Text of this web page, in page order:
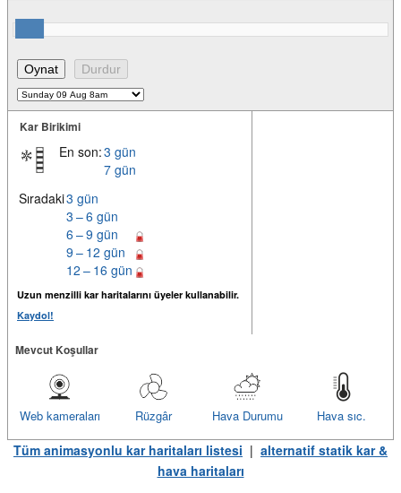
Kar Birikimi
En son:3 gün
7 gün
Sıradaki3 gün
3 – 6 gün
6 – 9 gün
9 – 12 gün
12 – 16 gün
Uzun menzilli kar haritalarını üyeler kullanabilir.
Kaydol!
Mevcut Koşullar
Hava sıc.
Hava Durumu
Rüzgâr
Web kameraları
Tüm animasyonlu kar haritaları listesi | alternatif statik kar &
hava haritaları